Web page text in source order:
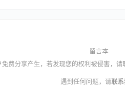
留言本
费分享产生，若发现您的权利被侵害，请
遇到任何问题，请联